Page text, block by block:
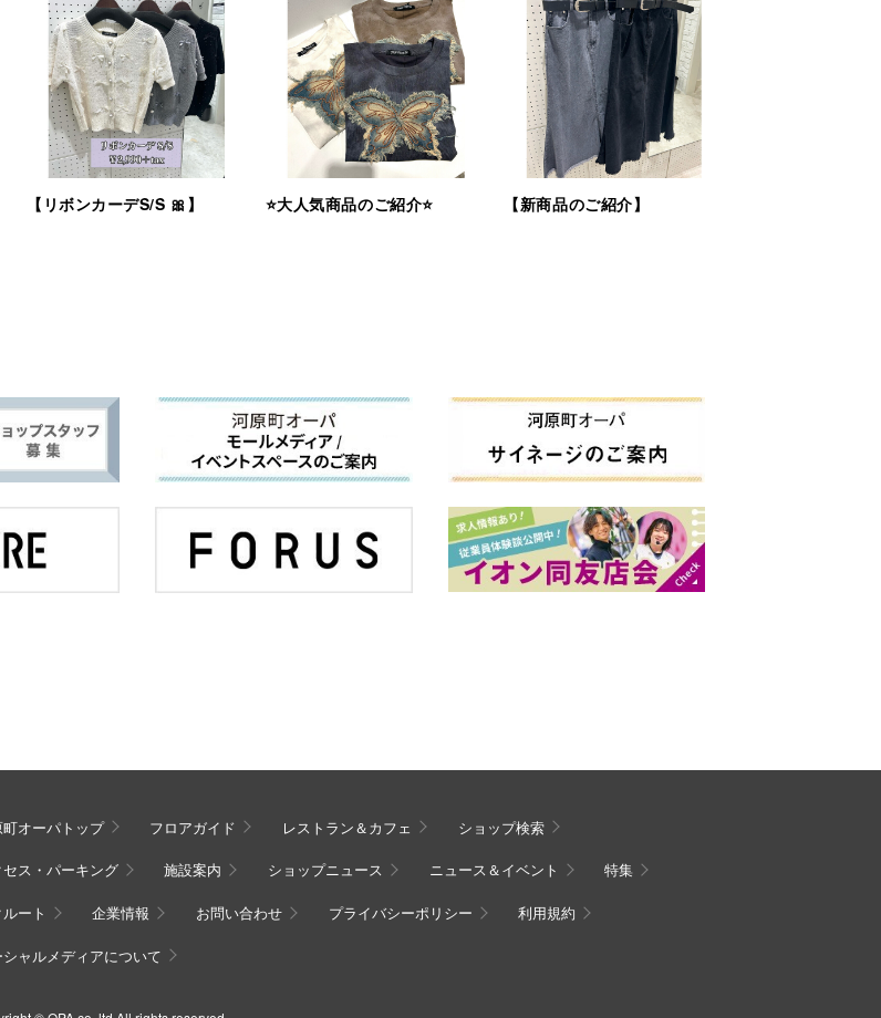
【リボンカーデS/S 🎀】 ⭐️大人気商品のご紹介⭐️ 【新商品のご紹介】
オーパトップ フロアガイド レストラン＆カフェ ショップ検索
セス・パーキング 施設案内 ショップニュース ニュース＆イベント 特集
ルート 企業情報 お問い合わせ プライバシーポリシー 利用規約
シャルメディアについて